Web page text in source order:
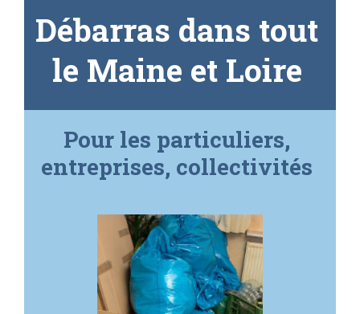
Débarras dans tout
le Maine et Loire
Pour les particuliers,
entreprises, collectivités